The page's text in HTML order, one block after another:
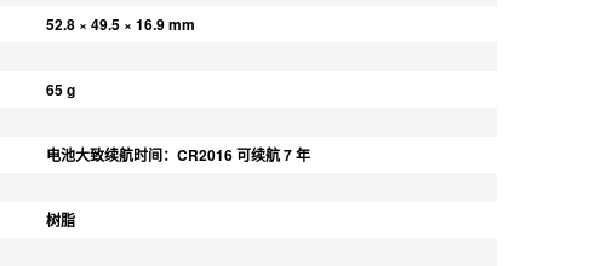
52.8 × 49.5 × 16.9 mm
65 g
电池大致续航时间：CR2016 可续航 7 年
树脂